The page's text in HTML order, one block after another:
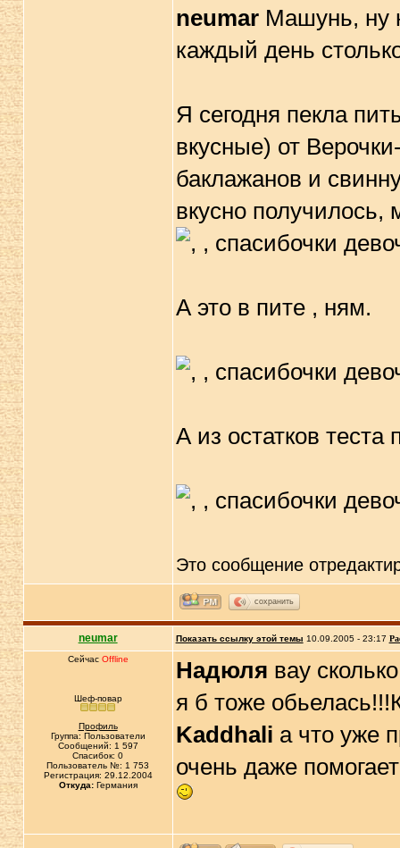
neumarМашунь, ну
каждый день
Я сегодня пекла
вкусные) от
баклажанов и
вкусно
А это в пите , ням.
А из остатков
Это сообщение
сохранить
neumar Показать ссылку этой темы 10.09.2005 - 23:17
Сейчас Offline
Шеф-повар
Профиль
Группа: Пользователи
Сообщений: 1 597
Спасибок: 0
Пользователь №: 1 753
Регистрация: 29.12.2004
Откуда:Германия
Надюля вау
я б тоже
Kaddhali а что уже
очень даже помогает